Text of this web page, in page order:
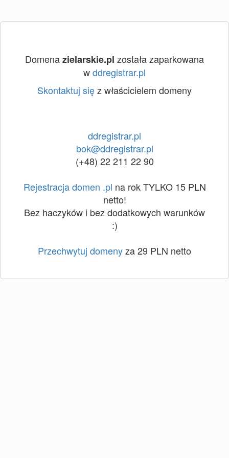
Domenazielarskie.pl została zaparkowana
wddregistrar.pl
Skontaktuj sięz właścicielem domeny
ddregistrar.pl
bok@ddregistrar.pl
(+48) 22 211 22 90
Rejestracja domen .pl na rok TYLKO 15 PLN
netto!
Bez haczyków i bez dodatkowych warunków
:)
Przechwytuj domenyza 29 PLN netto